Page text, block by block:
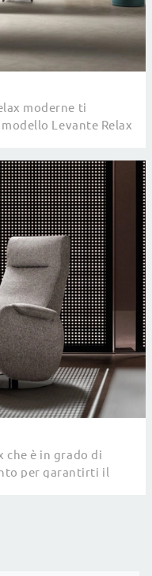
moderne ti
Levante Relax
che è in grado di
per garantirti il